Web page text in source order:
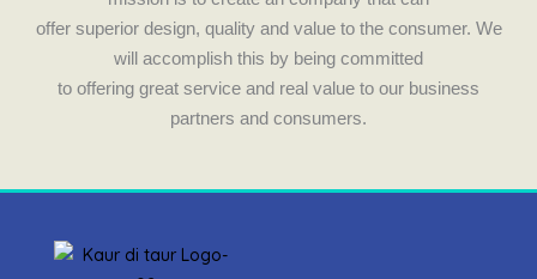
m
offer superior design, quality and value to the consumer. We
will accomplish this by being committed
to offering great service and real value to our business
partners and consumers.